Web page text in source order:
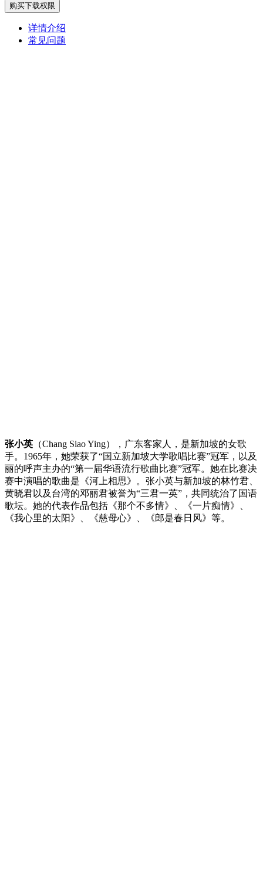
购买下载权限
详情介绍
常见问题
张小英 （Chang Siao Ying），广东客家人，是新加坡的女歌
手。1965年，她荣获了“国立新加坡大学歌唱比赛”冠军，以及
丽的呼声主办的“第一届华语流行歌曲比赛”冠军。她在比赛决
赛中演唱的歌曲是《河上相思》。张小英与新加坡的林竹君、
黄晓君以及台湾的邓丽君被誉为“三君一英”，共同统治了国语
歌坛。她的代表作品包括《那个不多情》、《一片痴情》、
《我心里的太阳》、《慈母心》、《郎是春日风》等。